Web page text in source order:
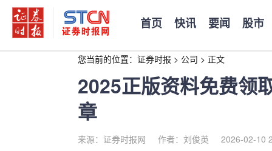
首页 快讯 要闻 股市
您当前的位置： 证券时报 > 公司 > 正文
2025正版资料免费领
章
来源：证券时报网 作者：刘俊英 2026-02-10